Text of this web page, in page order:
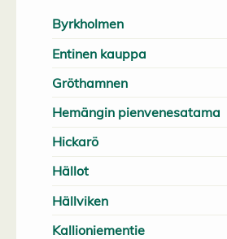
Byrkholmen
Entinen kauppa
Gröthamnen
Hemängin pienvenesatama
Hickarö
Hällot
Hällviken
Kallioniementie